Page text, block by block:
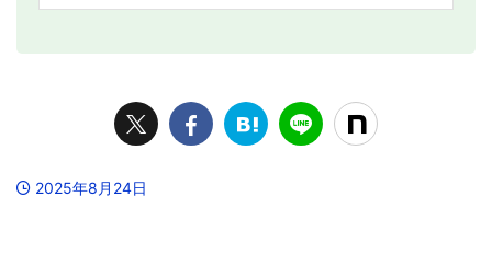
2025年8月24日